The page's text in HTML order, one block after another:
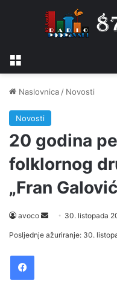
Izbornik
Naslovnica / Novosti
Novosti
20 godina
folklornog
„Fran
avoco
Send
an
30. listopada
Posljednje ažuriranje: 30.
Facebook